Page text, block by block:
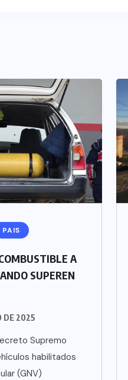
PAIS
A
SUPEREN
DE 2025
Supremo
habilitados
(GNV)